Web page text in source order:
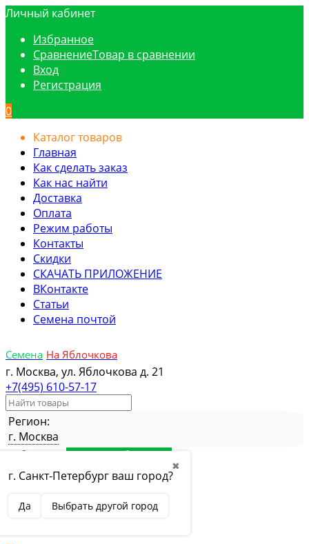
Личный кабинет
Избранное
СравнениеТовар в сравнении
Вход
Регистрация
0
Каталог товаров
Главная
Как сделать заказ
Как нас найти
Доставка
Оплата
Режим работы
Контакты
Скидки
СКАЧАТЬ ПРИЛОЖЕНИЕ
ВКонтакте
Статьи
Семена почтой
Семена На Яблочкова
г. Москва, ул. Яблочкова д. 21
+7(495) 610-57-17
Регион:
г. Москва
✖
г. Санкт-Петербург ваш город?
Да Выбрать другой город
Избранное Товар в избранном
СравнениеТовар в сравнении
Вход
Вход